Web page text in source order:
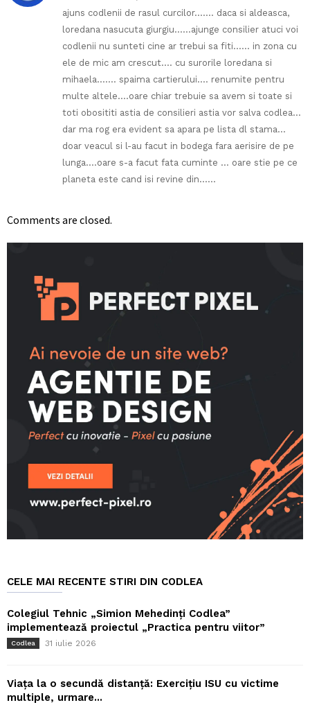
ajuns codlenii de rasul curcilor……. daca si aldeasca,
loredana nasucuta giurgiu……ajunge consilier atuci voi
codlenii nu sunteti cine ar trebui sa fiti…… in zona cu
ele de mic am crescut…. cu surorile loredana si
mihaela……. spaima cartierului…. renumite pentru
multe altele….oare chiar trebuie sa avem si toate si
toti obosititi astia de consilieri astia vor salva codlea…
dar ma rog era evident sa apara pe lista dl stama…
doar veacul si l-au facut in bodega fara aerisire de pe
lunga….oare s-a facut fata cuminte … oare stie pe ce
planeta este cand isi revine din……
Comments are closed.
CELE MAI RECENTE STIRI DIN CODLEA
Colegiul Tehnic „Simion Mehedinți Codlea”
implementează proiectul „Practica pentru viitor”
Codlea 31 iulie 2026
Viața la o secundă distanță: Exercițiu ISU cu victime
multiple, urmare...